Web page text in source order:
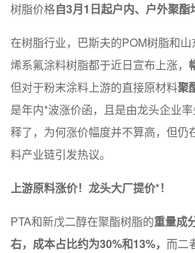
树脂价格自3月1日起户内、户外聚酯
在树脂行业，巴斯夫的POM树脂和
烯系氟涂料树脂都于近日宣布上涨，
但对于粉末涂料上游的直接原材料聚
是年内*波涨价函，且是由龙头企业
释了，为何涨价幅度并不算高，但仍
料产业链引发热议。
上游原料涨价！龙头大厂提价*！
PTA和新戊二醇在聚酯树脂的重量成
右，成本占比约为30%和13%， 而二